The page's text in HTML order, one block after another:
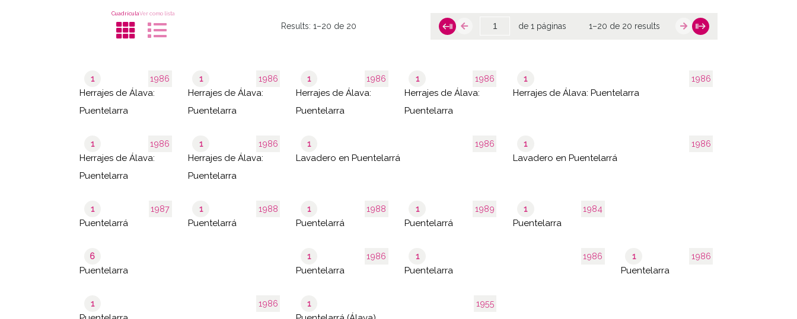
CuadrículaVer como lista
Results:1–20 de 20 de 1 páginas 1–20 de 20 results
1986
1
Herrajes de Álava:
Puentelarra
1986
1
Herrajes de Álava:
Puentelarra
1986
1
Herrajes de Álava:
Puentelarra
1986
1
Herrajes de Álava:
Puentelarra
1986
1
Herrajes de Álava: Puentelarra
1986
1
Herrajes de Álava:
Puentelarra
1986
1
Herrajes de Álava:
Puentelarra
1986
1
Lavadero en Puentelarrá
1986
1
Lavadero en Puentelarrá
1987
1
Puentelarrá
1988
1
Puentelarrá
1988
1
Puentelarrá
1989
1
Puentelarrá
1984
1
Puentelarra
6
Puentelarra
1986
1
Puentelarra
1986
1
Puentelarra
1986
1
Puentelarra
1986
1 1955
1